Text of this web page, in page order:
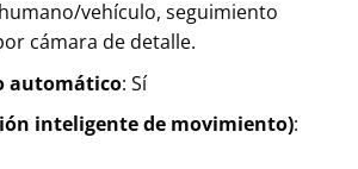
vehículo, seguimiento
cámara de detalle.
automático: Sí
inteligente de movimiento):